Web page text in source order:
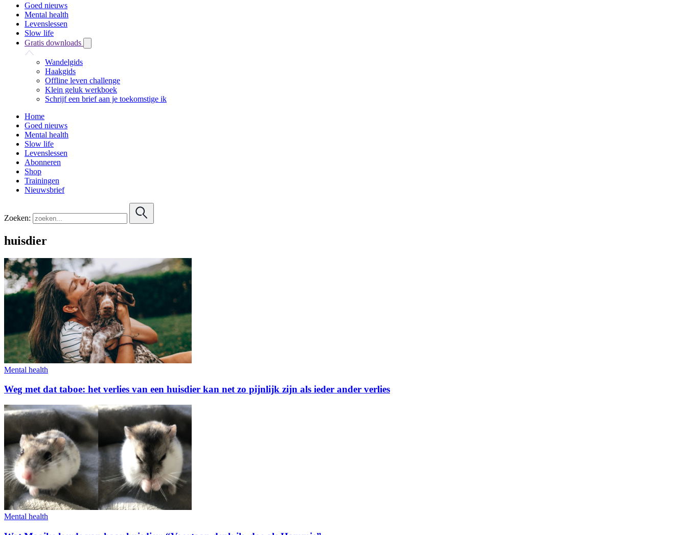
Goed nieuws
Mental health
Levenslessen
Slow life
Gratis downloads
Wandelgids
Haakgids
Offline leven challenge
Klein geluk werkboek
Schrijf een brief aan je toekomstige ik
Home
Goed nieuws
Mental health
Slow life
Levenslessen
Abonneren
Shop
Trainingen
Nieuwsbrief
Zoeken:
huisdier
Mental health
Weg met dat taboe: het verlies van een huisdier kan net zo pijnlijk zijn als ieder ander verlies
Mental health